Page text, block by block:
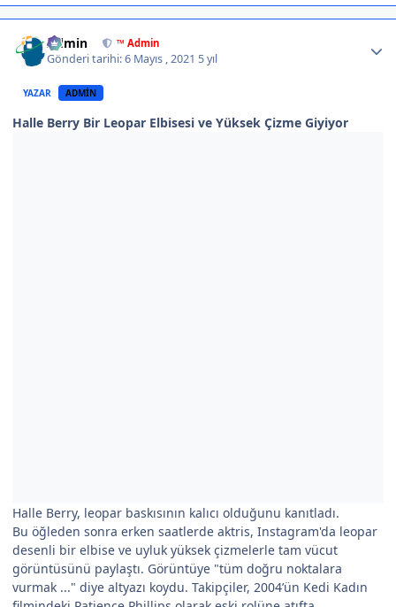
Admin ™ Admin
Gönderi tarihi:6 Mayıs , 2021 5 yıl
YAZAR ADMIN
Halle Berry Bir Leopar Elbisesi ve Yüksek Çizme Giyiyor
Halle Berry, leopar baskısının kalıcı olduğunu kanıtladı.
Bu öğleden sonra erken saatlerde aktris, Instagram'da leopar
desenli bir elbise ve uyluk yüksek çizmelerle tam vücut
görüntüsünü paylaştı. Görüntüye "tüm doğru noktalara
vurmak ..." diye altyazı koydu. Takipçiler, 2004’ün Kedi Kadın